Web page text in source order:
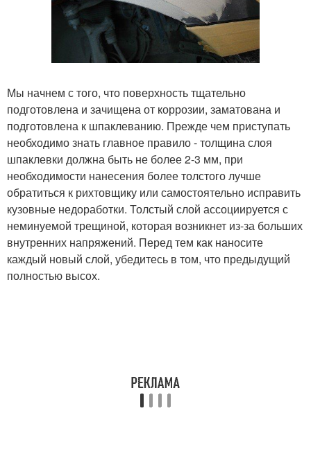
Мы начнем с того, что поверхность тщательно
подготовлена и зачищена от коррозии, заматована и
подготовлена к шпаклеванию. Прежде чем приступать
необходимо знать главное правило - толщина слоя
шпаклевки должна быть не более 2-3 мм, при
необходимости нанесения более толстого лучше
обратиться к рихтовщику или самостоятельно исправить
кузовные недоработки. Толстый слой ассоциируется с
неминуемой трещиной, которая возникнет из-за больших
внутренних напряжений. Перед тем как наносите
каждый новый слой, убедитесь в том, что предыдущий
полностью высох.